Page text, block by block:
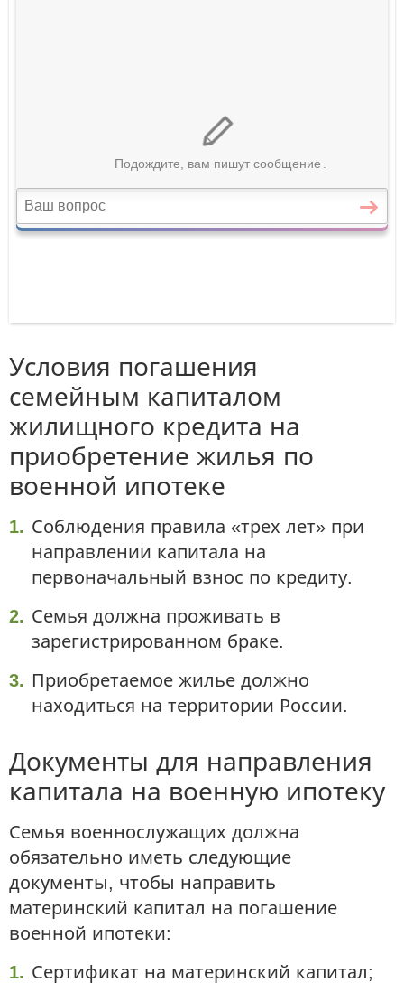
Условия погашения
семейным капиталом
жилищного кредита на
приобретение жилья по
военной ипотеке
Соблюдения правила «трех лет» при
направлении капитала на
первоначальный взнос по кредиту.
Семья должна проживать в
зарегистрированном браке.
Приобретаемое жилье должно
находиться на территории России.
Документы для направления
капитала на военную ипотеку
Семья военнослужащих должна
обязательно иметь следующие
документы, чтобы направить
материнский капитал на погашение
военной ипотеки:
Сертификат на материнский капитал;